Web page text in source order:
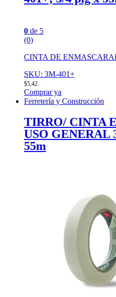
0 de 5
(0)
CINTA DE
SKU: 3M-401+
$5,42
Comprar ya
Ferretería y Construcción
TIRRO/ CINTA
USO GENERAL
55m